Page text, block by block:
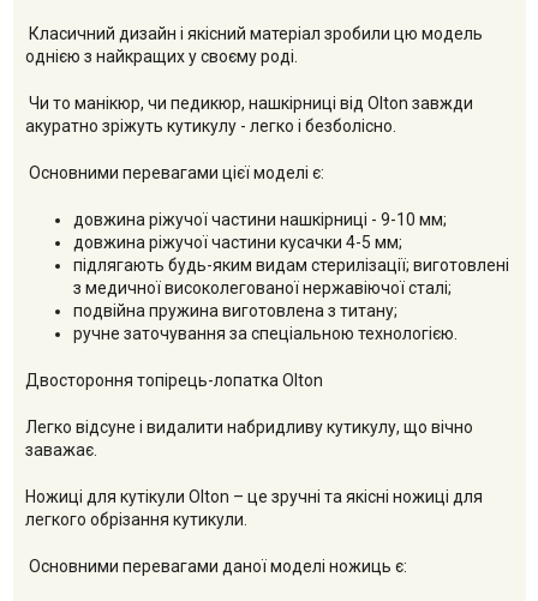
Класичний дизайн і якісний матеріал зробили цю модель
однією з найкращих у своєму роді.
Чи то манікюр, чи педикюр, нашкірниці від Olton завжди
акуратно зріжуть кутикулу - легко і безболісно.
Основними перевагами цієї моделі є:
довжина ріжучої частини нашкірниці - 9-10 мм;
довжина ріжучої частини кусачки 4-5 мм;
підлягають будь-яким видам стерилізації; виготовлені
з медичної високолегованої нержавіючої сталі;
подвійна пружина виготовлена з титану;
ручне заточування за спеціальною технологією.
Двостороння топірець-лопатка Olton
Легко відсуне і видалити набридливу кутикулу, що вічно
заважає.
Ножиці для кутікули Olton – це зручні та якісні ножиці для
легкого обрізання кутикули.
Основними перевагами даної моделі ножиць є: